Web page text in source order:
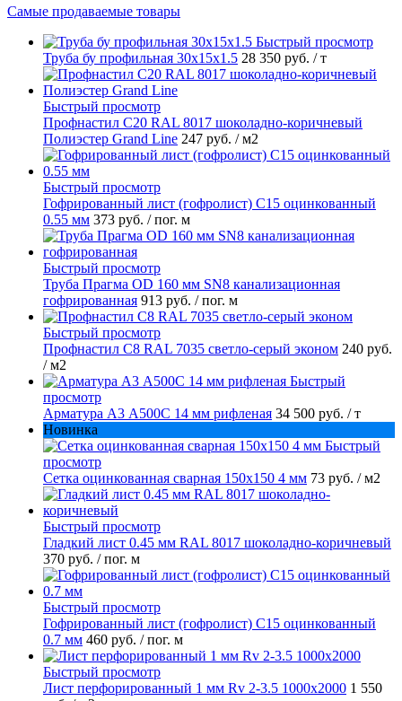
Самые продаваемые товары
Быстрый просмотр
Труба бу профильная 30х15х1.5 28 350 руб. / т
Быстрый просмотр
Профнастил С20 RAL 8017 шоколадно-коричневый
Полиэстер Grand Line 247 руб. / м2
Быстрый просмотр
Гофрированный лист (гофролист) С15 оцинкованный
0.55 мм 373 руб. / пог. м
Быстрый просмотр
Труба Прагма OD 160 мм SN8 канализационная
гофрированная 913 руб. / пог. м
Быстрый просмотр
Профнастил С8 RAL 7035 светло-серый эконом 240 руб.
/ м2
Быстрый
просмотр
Арматура А3 А500С 14 мм рифленая 34 500 руб. / т
Новинка
Быстрый
просмотр
Сетка оцинкованная сварная 150х150 4 мм 73 руб. / м2
Быстрый просмотр
Гладкий лист 0.45 мм RAL 8017 шоколадно-коричневый
370 руб. / пог. м
Быстрый просмотр
Гофрированный лист (гофролист) С15 оцинкованный
0.7 мм 460 руб. / пог. м
Быстрый просмотр
Лист перфорированный 1 мм Rv 2-3.5 1000х2000 1 550